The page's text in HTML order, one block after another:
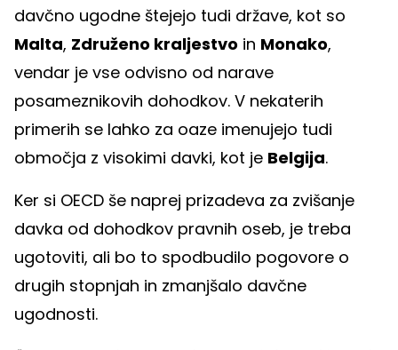
davčno ugodne štejejo tudi države, kot so
Malta, Združeno kraljestvo in Monako,
vendar je vse odvisno od narave
posameznikovih dohodkov. V nekaterih
primerih se lahko za oaze imenujejo tudi
območja z visokimi davki, kot je Belgija.
Ker si OECD še naprej prizadeva za zvišanje
davka od dohodkov pravnih oseb, je treba
ugotoviti, ali bo to spodbudilo pogovore o
drugih stopnjah in zmanjšalo davčne
ugodnosti.